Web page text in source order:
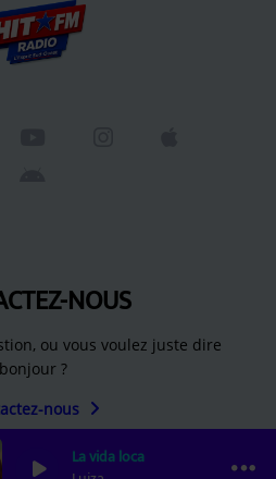
La vida loca
0
NOUS
ou vous voulez juste dire
bonjour ?
nous